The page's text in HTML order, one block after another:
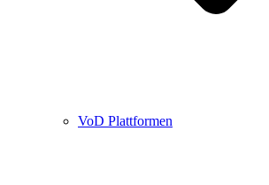
VoD Plattformen